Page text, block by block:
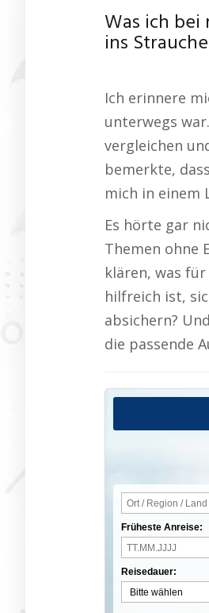
Was ich
ins
Ich erinnere
unterwegs
vergleichen
bemerkte,
mich in einem
Es hörte gar
Themen ohne
klären, was
hilfreich ist,
absichern?
die passende
Früheste Anreise:
Reisedauer: